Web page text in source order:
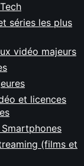
séries les plus
vidéo majeurs
et licences
(films et